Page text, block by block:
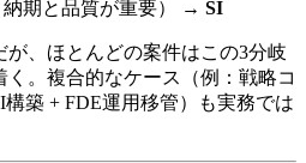
納期と​品質が​重要）​ → SI
が、​ほとんどの​案件は​この​3分岐
。​複合的な​ケース​（例：戦略コ
築 + FDE運用移管）も​実務では​